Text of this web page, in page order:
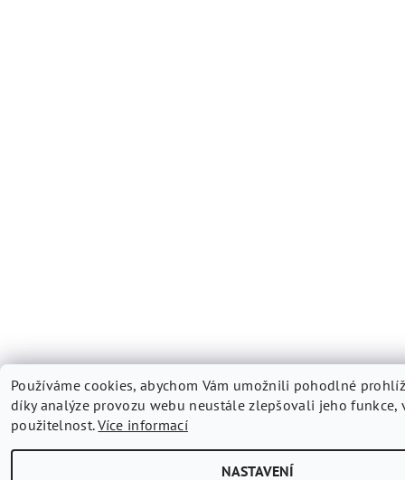
Používáme cookies, abychom Vám umožnili pohodlné
díky analýze provozu webu neustále zlepšovali jeho funkce,
použitelnost.Více informací
NASTAVENÍ